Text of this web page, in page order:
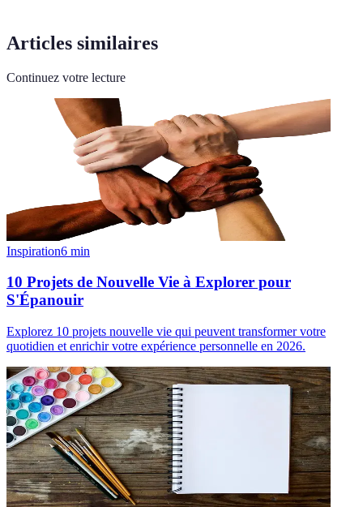
Articles similaires
Continuez votre lecture
Inspiration6 min
10 Projets de Nouvelle Vie à Explorer pour
S'Épanouir
Explorez 10 projets nouvelle vie qui peuvent transformer votre
quotidien et enrichir votre expérience personnelle en 2026.